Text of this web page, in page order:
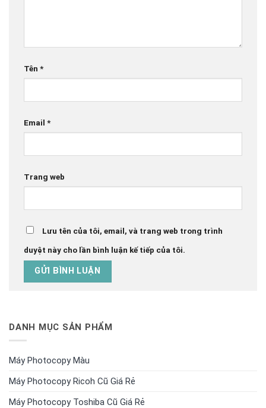
Tên *
Email *
Trang web
Lưu tên của tôi, email, và trang web trong trình
duyệt này cho lần bình luận kế tiếp của tôi.
DANH MỤC SẢN PHẨM
Máy Photocopy Màu
Máy Photocopy Ricoh Cũ Giá Rẻ
Máy Photocopy Toshiba Cũ Giá Rẻ